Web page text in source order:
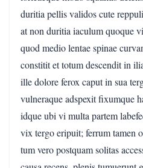
duritia pellis validos cute
at non duritia iaculum quoque
quod medio lentae spinae
constitit et totum descendit in
ille dolore ferox caput in sua
vulneraque adspexit fixumque
idque ubi vi multa partem
vix tergo eripuit; ferrum tamen
tum vero postquam solitas